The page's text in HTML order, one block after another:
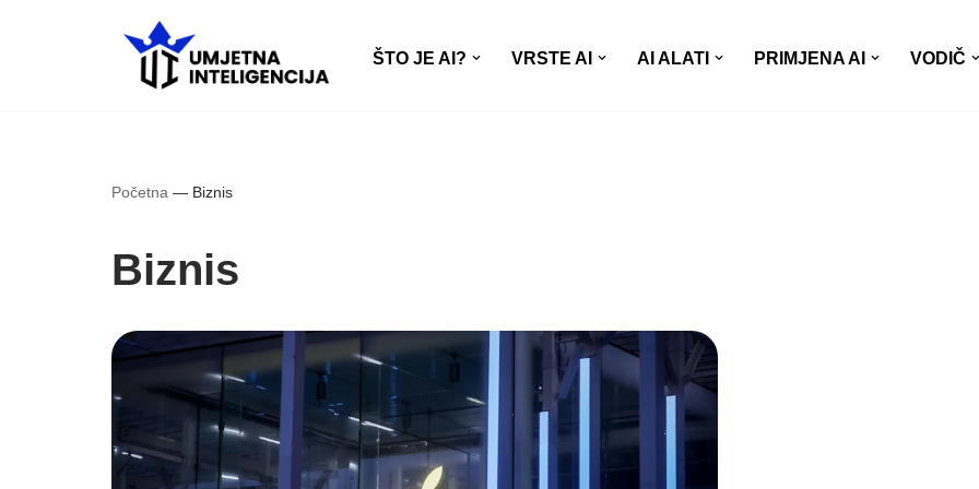
ŠTO JE AI? VRSTE AI AI ALATI PRIMJENA AI VODIČ
Početna — Biznis
Biznis